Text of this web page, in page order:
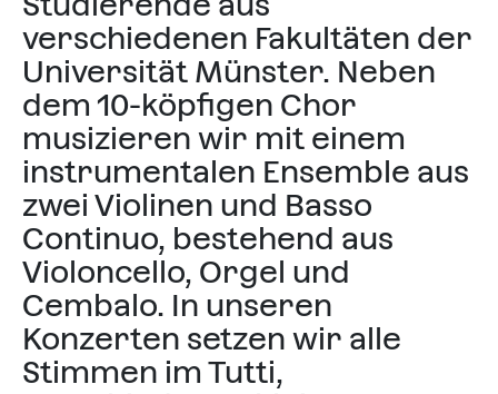
verschiedenen Fakultäten der
Universität Münster. Neben
dem 10-köpfigen Chor
musizieren wir mit einem
instrumentalen Ensemble aus
zwei Violinen und Basso
Continuo, bestehend aus
Violoncello, Orgel und
Cembalo. In unseren
Konzerten setzen wir alle
Stimmen im Tutti,